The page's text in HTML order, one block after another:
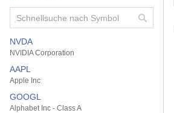
NVDA
NVIDIA Corporation
AAPL
Apple Inc
GOOGL
Alphabet Inc - Class A